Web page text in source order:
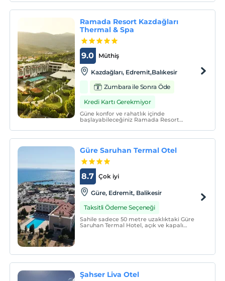
Ramada Resort Kazdağları
Thermal & Spa
Müthiş
9.0
Kazdağları, Edremit,Balıkesir
Zumbara ile Sonra Öde
Kredi Kartı Gerekmiyor
Güne konfor ve rahatlık içinde
başlayabileceğiniz Ramada Resort
huzurlu bir cennete kaçış yapın. Otelimiz,
Balıkesir Koca Seyit Havalimanı'na (EDO)
Güre Saruhan Termal Otel
Çok iyi
8.7
Güre, Edremit, Balikesir
Taksitli Ödeme Seçeneği
Sahile sadece 50 metre uzaklıktaki Güre
Saruhan Termal Hotel, açık ve kapalı
Şahser Liva Otel